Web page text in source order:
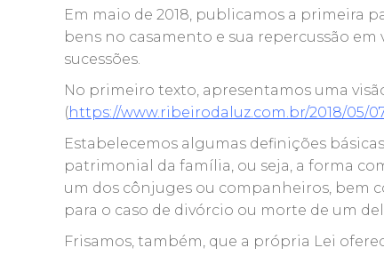
Em maio de 2018, publicamos a primeira
bens no casamento e sua repercussão
sucessões.
No primeiro texto, apresentamos uma
(https://www.ribeirodaluz.com.br/2018/05/
Estabelecemos algumas definições
patrimonial da família, ou seja, a forma
um dos cônjuges ou companheiros, bem
para o caso de divórcio ou morte de um
Frisamos, também, que a própria Lei